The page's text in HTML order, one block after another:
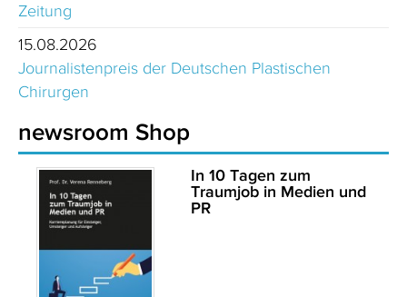
Zeitung
15.08.2026
Journalistenpreis der Deutschen Plastischen
Chirurgen
newsroom Shop
In 10 Tagen zum
Traumjob in Medien und
PR